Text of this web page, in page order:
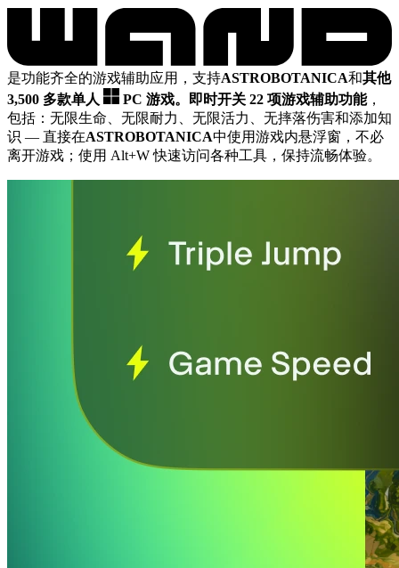
是功能齐全的游戏辅助应用，支持ASTROBOTANICA和其他
3,500 多款单人
PC 游戏。 即时开关 22 项游戏辅助功能，
包括：无限生命、无限耐力、无限活力、无摔落伤害和添加知
识 — 直接在ASTROBOTANICA中使用游戏内悬浮窗，不必
离开游戏；使用 Alt+W 快速访问各种工具，保持流畅体验。